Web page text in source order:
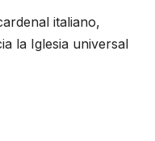
italiano,
la Iglesia universal